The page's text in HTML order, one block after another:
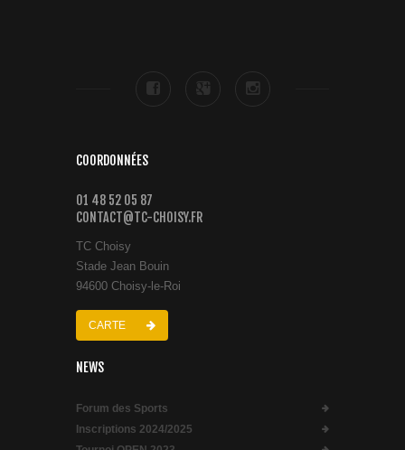
COORDONNÉES
01 48 52 05 87
CONTACT@TC-CHOISY.FR
TC Choisy
Stade Jean Bouin
94600 Choisy-le-Roi
CARTE
NEWS
Forum des Sports
Inscriptions 2024/2025